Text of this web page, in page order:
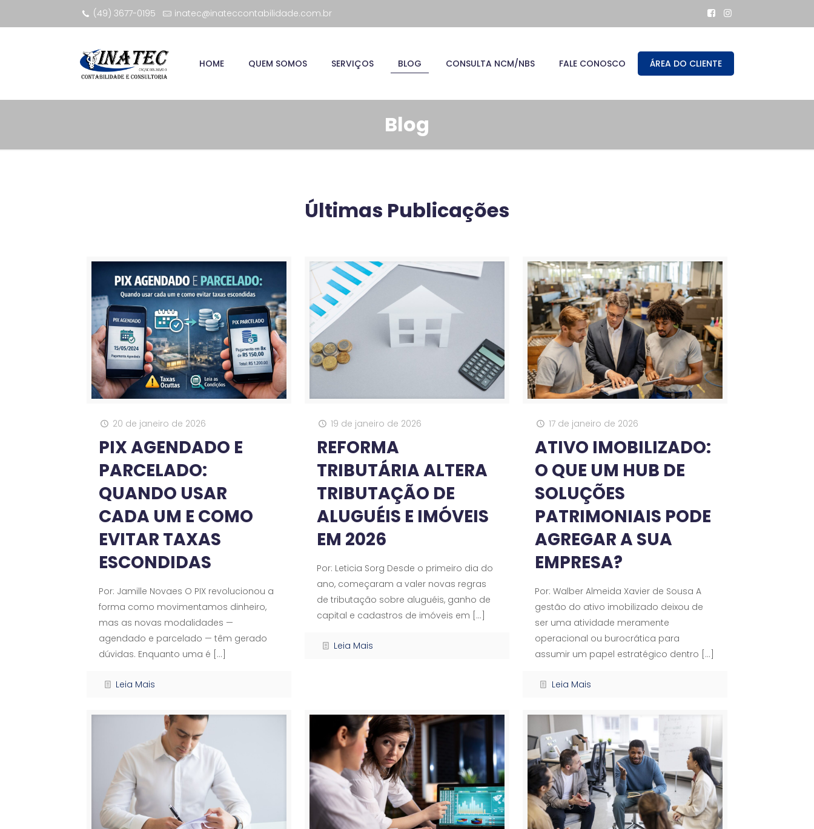
(49) 3677-0195 inatec@inateccontabilidade.com.br
HOME QUEM SOMOS SERVIÇOS BLOG CONSULTA NCM/NBS FALE CONOSCO ÁREA DO CLIENTE
Blog
Últimas Publicações
20 de janeiro de 2026
PIX AGENDADO E
PARCELADO:
QUANDO USAR
CADA UM E COMO
EVITAR TAXAS
ESCONDIDAS
Por: Jamille Novaes O PIX revolucionou a
forma como movimentamos dinheiro,
mas as novas modalidades —
agendado e parcelado — têm gerado
dúvidas. Enquanto uma é […]
Leia Mais
19 de janeiro de 2026
REFORMA
TRIBUTÁRIA ALTERA
TRIBUTAÇÃO DE
ALUGUÉIS E IMÓVEIS
EM 2026
Por: Leticia Sorg Desde o primeiro dia do
ano, começaram a valer novas regras
de tributação sobre aluguéis, ganho de
capital e cadastros de imóveis em […]
Leia Mais
17 de janeiro de 2026
ATIVO IMOBILIZADO:
O QUE UM HUB DE
SOLUÇÕES
PATRIMONIAIS PODE
AGREGAR A SUA
EMPRESA?
Por: Walber Almeida Xavier de Sousa A
gestão do ativo imobilizado deixou de
ser uma atividade meramente
operacional ou burocrática para
assumir um papel estratégico dentro […]
Leia Mais